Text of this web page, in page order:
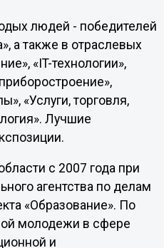
людей - победителей
а также в отраслевых
«IT-технологии»,
«Услуги, торговля,
Лучшие
с 2007 года при
агентства по делам
«Образование». По
молодежи в сфере
и